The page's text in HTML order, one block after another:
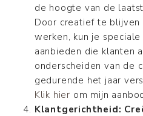
de hoogte van de
Door creatief te
werken, kun je
aanbieden die klanten
onderscheiden van de
gedurende het jaar
Klik hier om mijn
Klantgerichtheid: